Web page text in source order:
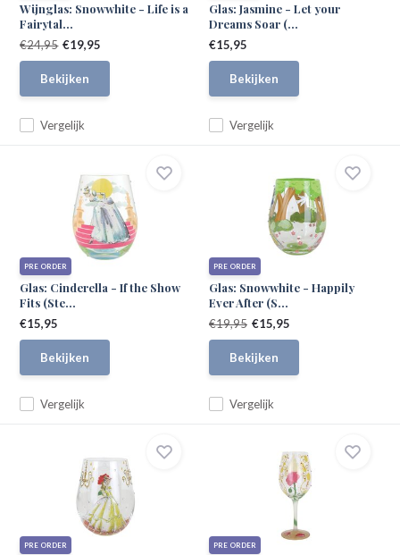
Wijnglas: Snowwhite - Life is a
Fairytal...
Vergelijk
€24,95 €19,95
Bekijken
Glas: Jasmine - Let your
Dreams Soar (...
Vergelijk
€15,95
Bekijken
PRE ORDER
Glas: Cinderella - If the Show
Fits (Ste...
Vergelijk
€15,95
Bekijken
PRE ORDER
Glas: Snowwhite - Happily
Ever After (S...
Vergelijk
€19,95 €15,95
Bekijken
PRE ORDER PRE ORDER